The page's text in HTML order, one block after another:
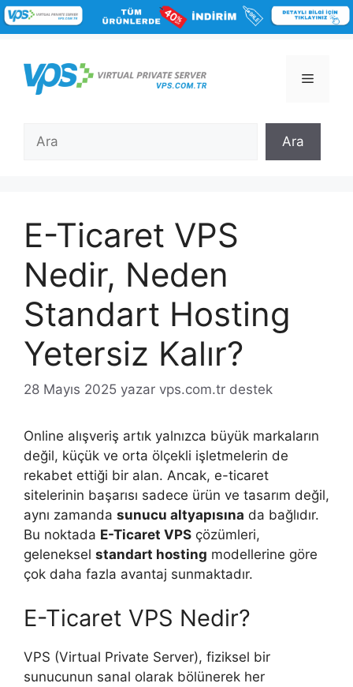
İçeriğe
atla
Menü
Ara
E-Ticaret VPS
Nedir, Neden
Standart Hosting
Yetersiz Kalır?
28 Mayıs 2025 yazar vps.com.tr destek
Online alışveriş artık yalnızca büyük markaların
değil, küçük ve orta ölçekli işletmelerin de
rekabet ettiği bir alan. Ancak, e-ticaret
sitelerinin başarısı sadece ürün ve tasarım değil,
aynı zamanda sunucu altyapısına da bağlıdır.
Bu noktada E-Ticaret VPS çözümleri,
geleneksel standart hosting modellerine göre
çok daha fazla avantaj sunmaktadır.
E-Ticaret VPS Nedir?
VPS (Virtual Private Server), fiziksel bir
sunucunun sanal olarak bölünerek her